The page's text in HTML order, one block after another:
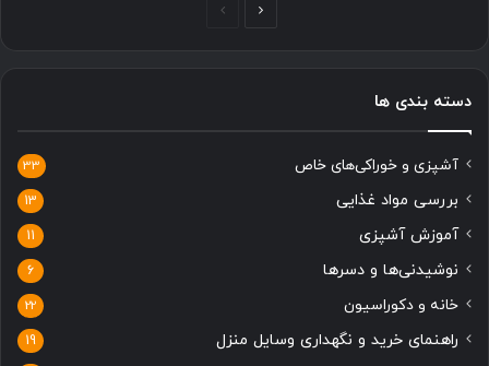
صفحه
صفحه
دسته بندی ها
آشپزی و خوراکی‌های خاص 33
بررسی مواد غذایی 13
آموزش آشپزی 11
نوشیدنی‌ها و دسرها 6
خانه و دکوراسیون 22
راهنمای خرید و نگهداری وسایل منزل 19